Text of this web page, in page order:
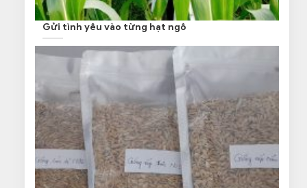
Gửi tình yêu vào từng hạt ngô